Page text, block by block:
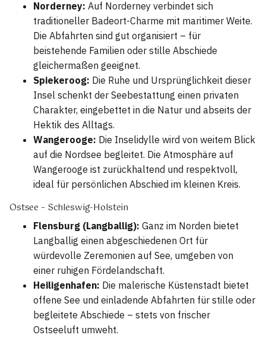
Norderney: Auf Norderney verbindet sich
traditioneller Badeort-Charme mit maritimer Weite.
Die Abfahrten sind gut organisiert – für
beistehende Familien oder stille Abschiede
gleichermaßen geeignet.
Spiekeroog: Die Ruhe und Ursprünglichkeit dieser
Insel schenkt der Seebestattung einen privaten
Charakter, eingebettet in die Natur und abseits der
Hektik des Alltags.
Wangerooge: Die Inselidylle wird von weitem Blick
auf die Nordsee begleitet. Die Atmosphäre auf
Wangerooge ist zurückhaltend und respektvoll,
ideal für persönlichen Abschied im kleinen Kreis.
Ostsee – Schleswig-Holstein
Flensburg (Langballig): Ganz im Norden bietet
Langballig einen abgeschiedenen Ort für
würdevolle Zeremonien auf See, umgeben von
einer ruhigen Fördelandschaft.
Heiligenhafen: Die malerische Küstenstadt bietet
offene See und einladende Abfahrten für stille oder
begleitete Abschiede – stets von frischer
Ostseeluft umweht.